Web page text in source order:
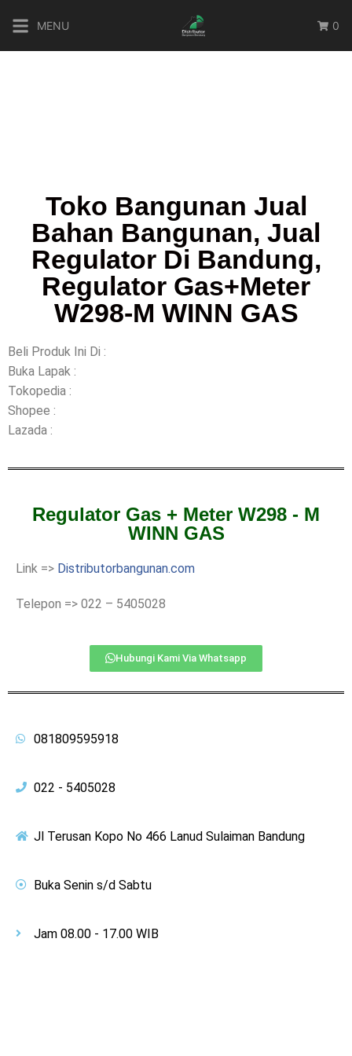
MENU 0
Toko Bangunan Jual
Bahan Bangunan, Jual
Regulator Di Bandung,
Regulator Gas+Meter
W298-M WINN GAS
Beli Produk Ini Di :
Buka Lapak :
Tokopedia :
Shopee :
Lazada :
Regulator Gas + Meter W298 - M
WINN GAS
Link => Distributorbangunan.com
Telepon => 022 – 5405028
Hubungi Kami Via Whatsapp
081809595918
022 - 5405028
Jl Terusan Kopo No 466 Lanud Sulaiman Bandung
Buka Senin s/d Sabtu
Jam 08.00 - 17.00 WIB